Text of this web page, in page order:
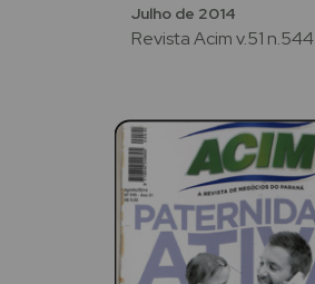
Julho de 2014
Revista Acim v.51 n.544